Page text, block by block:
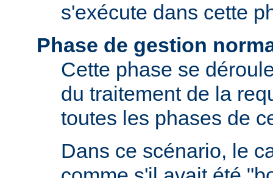
s'exécute dans cette
Phase de gestion
Cette phase se
du traitement de la
toutes les phases de
Dans ce scénario, le